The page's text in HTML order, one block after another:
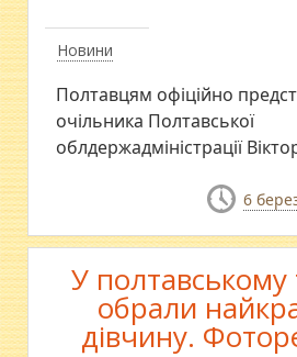
Новини
Полтавцям офіційно
очільника Полтавської
облдержадміністрації
6
У полтавському
обрали
дівчину.